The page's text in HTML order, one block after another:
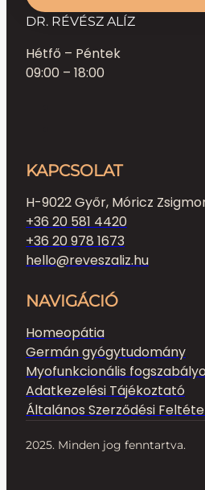
DR. RÉVÉSZ ALÍZ
Hétfő – Péntek
09:00 – 18:00
KAPCSOLAT
H-9022 Győr, Móricz
+36 20 581 4420
+36 20 978 1673
hello@reveszaliz.hu
NAVIGÁCIÓ
Homeopátia
Germán gyógytudomány
Myofunkcionális
Adatkezelési Tájékoztató
Általános Szerződési
2025. Minden jog fenntartva.